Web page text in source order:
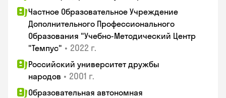
Частное Образовательное Учреждение
Дополнительного Профессионального
Образования "Учебно-Методический Центр
"Темпус" • 2022 г.
Российский университет дружбы
народов • 2001 г.
Образовательная автономная